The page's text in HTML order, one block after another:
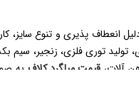
انعطاف ‌پذیری و تنوع سایز،
تولید توری فلزی، زنجیر، سیم‌
‌آلات،قیمت میلگرد کلاف به‌